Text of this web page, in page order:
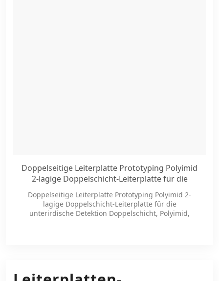
Doppelseitige Leiterplatte Prototyping Polyimid
2-lagige Doppelschicht-Leiterplatte für die
unterirdische Detektion
Doppelseitige Leiterplatte Prototyping Polyimid 2-
lagige Doppelschicht-Leiterplatte für die
unterirdische Detektion Doppelschicht, Polyimid,